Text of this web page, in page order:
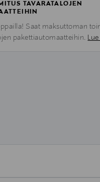
TAVARATALOJEN
Saat maksuttoman
pakettiautomaatteihin.